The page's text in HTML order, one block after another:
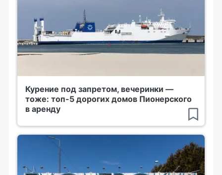
Курение под запретом, вечеринки —
тоже: топ-5 дорогих домов Пионерского
в аренду